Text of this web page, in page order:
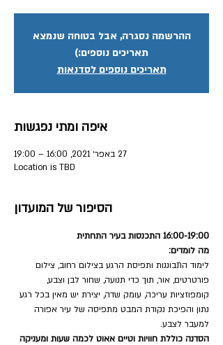
ההרשמה נסגרה, אבל בטוחה שנמצא
תאריכים נוספים:)
תאריכים נוספים לסדנאות
איפה ומתי נפגשות
27 באפר׳ 2021, 16:00 – 19:00
Location is TBD
הסיפור של המועדון
16:00-19:00 התכנסות בעיר התחתית
מה לומדים:
לימוד התבוננות ותפיסת הרגע בצילום רחוב, צילום
פורטרטים, אור, תוך כדי תנועה, שחור לבן וצבע,
קומפוזציות עריכה, עומק שדה, יצירת יש מאין בכל רגע
נתון והפיכת נקודת המבט מתפיסה של עיר אפורה
למעבר לצבע.
הסדנה כוללת חוויות וטיים אאוט לכמה שעות ומעניקה